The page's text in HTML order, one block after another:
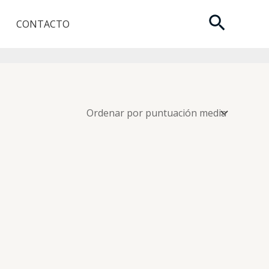
CONTACTO Buscar